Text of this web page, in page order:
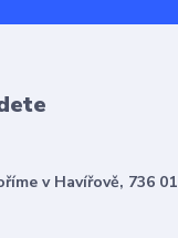
v Havířově, 736 01